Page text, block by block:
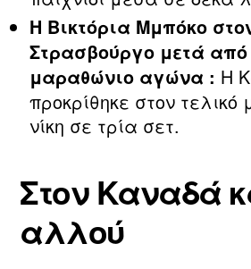
Η Βικτόρια Μμπόκο
Στρασβούργο μετά
μαραθώνιο αγώνα : Η
προκρίθηκε στον
νίκη σε τρία σετ.
Στον Καναδά
αλλού